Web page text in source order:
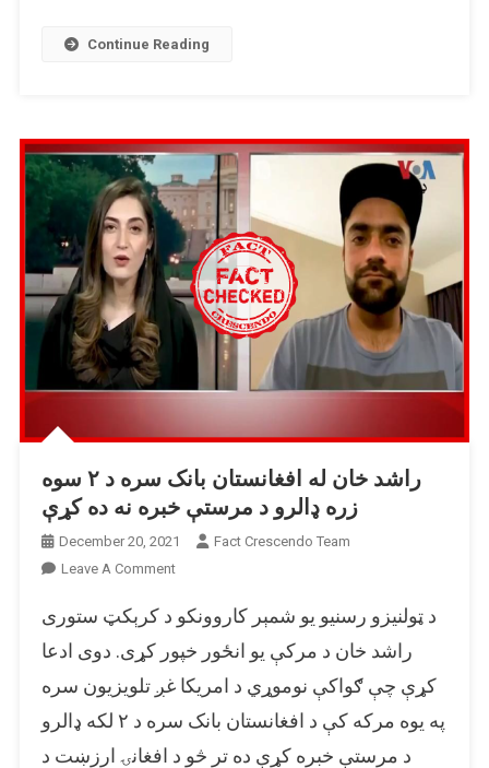
ډالرو
Continue Reading
راشد خان له افغانستان بانک سره د ۲ سوه
زره ډالرو د مرستې خبره نه ده کړې
December 20, 2021
Fact Crescendo Team
Leave A CommentOn
خان
افغانستان
بانک
سره
د ټولنیزو رسنیو یو شمېر کاروونکو د کرېکټ ستوری
راشد خان د مرکې یو انځور خپور کړی. دوی ادعا
کړې چې ګواکې نوموړي د امریکا غږ تلویزیون سره
په یوه مرکه کې د افغانستان بانک سره د ۲ لکه ډالرو
د مرستې خبره کړې ده تر څو د افغانۍ ارزښت د